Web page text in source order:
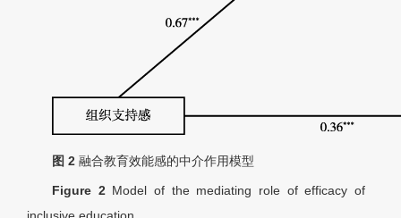
图 2 融合教育效能感的中介作用模型
Figure 2 Model of the mediating role of efficacy of